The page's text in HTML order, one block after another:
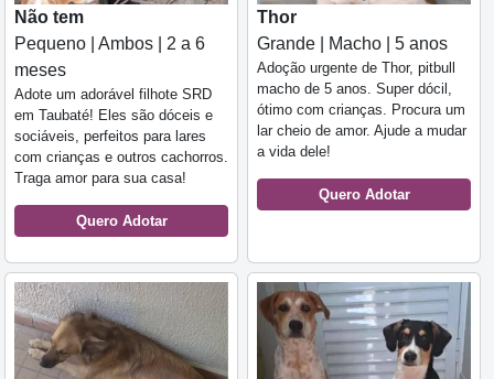
Não tem
Pequeno | Ambos | 2 a 6
meses
Adote um adorável filhote SRD
em Taubaté! Eles são dóceis e
sociáveis, perfeitos para lares
com crianças e outros cachorros.
Traga amor para sua casa!
Quero Adotar
Thor
Grande | Macho | 5 anos
Adoção urgente de Thor, pitbull
macho de 5 anos. Super dócil,
ótimo com crianças. Procura um
lar cheio de amor. Ajude a mudar
a vida dele!
Quero Adotar